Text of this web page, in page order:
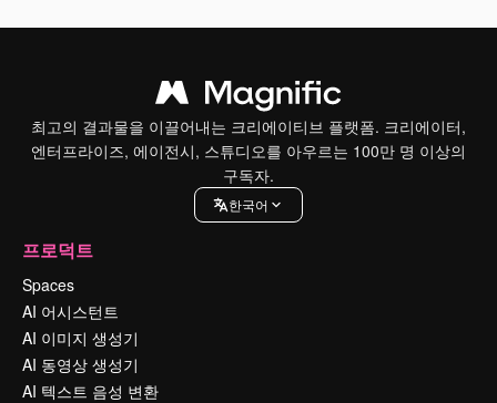
최고의 결과물을 이끌어내는 크리에이티브 플랫폼. 크리에이터,
엔터프라이즈, 에이전시, 스튜디오를 아우르는 100만 명 이상의
구독자.
한국어
프로덕트
Spaces
AI 어시스턴트
AI 이미지 생성기
AI 동영상 생성기
AI 텍스트 음성 변환